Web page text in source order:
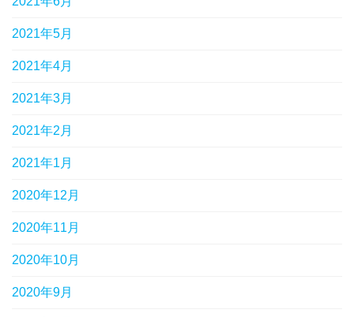
2021年5月
2021年4月
2021年3月
2021年2月
2021年1月
2020年12月
2020年11月
2020年10月
2020年9月